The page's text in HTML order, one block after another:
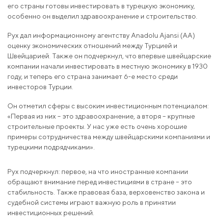
его страны готовы инвестировать в турецкую экономику,
особенно он выделил здравоохранение и строительство.
Рух дал информационному агентству Anadolu Ajansi (АА)
оценку экономических отношений между Турцией и
Швейцарией. Также он подчеркнул, что впервые швейцарские
компании начали инвестировать в местную экономику в 1930
году, и теперь его страна занимает 6-е место среди
инвесторов Турции.
Он отметил сферы с высоким инвестиционным потенциалом:
«Первая из них – это здравоохранение, а вторя – крупные
строительные проекты. У нас уже есть очень хорошие
примеры сотрудничества между швейцарскими компаниями и
турецкими подрядчиками».
Рух подчеркнул: первое, на что иностранные компании
обращают внимание перед инвестициями в стране – это
стабильность. Также правовая база, верховенство закона и
судебной системы играют важную роль в принятии
инвестиционных решений.